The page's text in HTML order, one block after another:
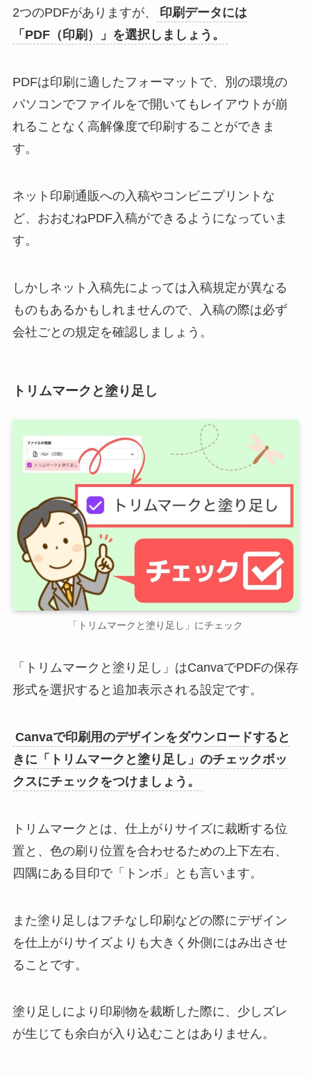
2つのPDFがありますが、
印刷データには
「PDF（印刷）」を選択しましょう。
PDFは印刷に適したフォーマットで、別の環境の
パソコンでファイルをで開いてもレイアウトが崩
れることなく高解像度で印刷することができま
す。
ネット印刷通販への入稿やコンビニプリントな
ど、おおむねPDF入稿ができるようになっていま
す。
しかしネット入稿先によっては入稿規定が異なる
ものもあるかもしれませんので、入稿の際は必ず
会社ごとの規定を確認しましょう。
トリムマークと塗り足し
「トリムマークと塗り足し」にチェック
「トリムマークと塗り足し」はCanvaでPDFの保存
形式を選択すると追加表示される設定です。
Canvaで印刷用のデザインをダウンロードすると
きに「トリムマークと塗り足し」のチェックボッ
クスにチェックをつけましょう。
トリムマークとは、仕上がりサイズに裁断する位
置と、色の刷り位置を合わせるための上下左右、
四隅にある目印で「トンボ」とも言います。
また塗り足しはフチなし印刷などの際にデザイン
を仕上がりサイズよりも大きく外側にはみ出させ
ることです。
塗り足しにより印刷物を裁断した際に、少しズレ
が生じても余白が入り込むことはありません。